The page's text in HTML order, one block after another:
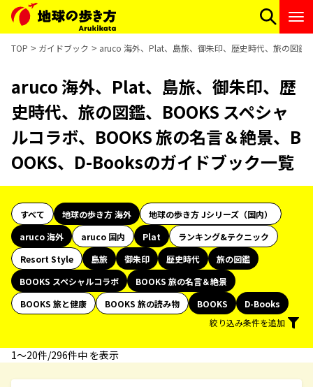
TOP ガイドブック aruco 海外、Plat、島旅、御朱印、歴史時代、旅の図鑑
aruco 海外、Plat、島旅、御朱印、歴
史時代、旅の図鑑、BOOKS スペシャ
ルコラボ、BOOKS 旅の名言＆絶景、B
OOKS、D-Booksのガイドブック一覧
すべて 地球の歩き方 海外
地球の歩き方 Jシリーズ（国内）
aruco 海外
aruco 国内 Plat
ランキング&テクニック
Resort Style
島旅 御朱印 歴史時代
旅の図鑑
BOOKS スペシャルコラボ
BOOKS 旅の名言＆絶景
BOOKS 旅と健康
BOOKS 旅の読み物 BOOKS
D-Books
絞り込み条件を追加
1〜20件/296件中 を表示